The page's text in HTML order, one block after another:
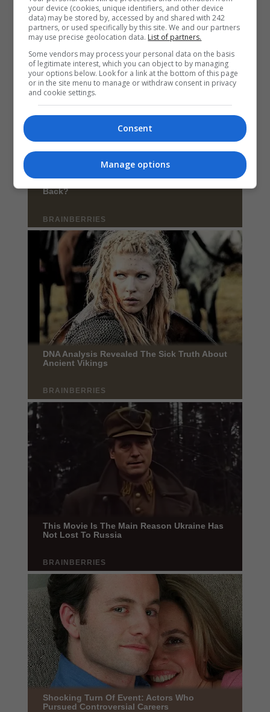
your device (cookies, unique identifiers, and other device
data) may be stored by, accessed by and shared with 242
partners, or used specifically by this site. We and our partners
may use precise geolocation data. List of partners.
Some vendors may process your personal data on the basis
of legitimate interest, which you can object to by managing
your options below. Look for a link at the bottom of this page
or in the site menu to manage or withdraw consent in privacy
and cookie settings.
Consent
Manage options